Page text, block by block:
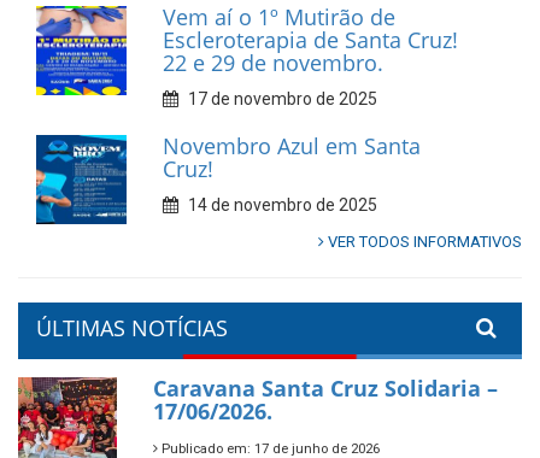
Vem aí o 1º Mutirão de
Escleroterapia de Santa Cruz!
22 e 29 de novembro.
17 de novembro de 2025
Novembro Azul em Santa
Cruz!
14 de novembro de 2025
VER TODOS INFORMATIVOS
ÚLTIMAS NOTÍCIAS
Caravana Santa Cruz Solidaria –
17/06/2026.
Publicado em: 17 de junho de 2026